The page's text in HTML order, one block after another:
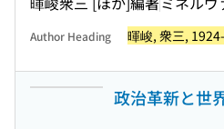
Author Heading 暉峻, 衆三,
政治革新と世